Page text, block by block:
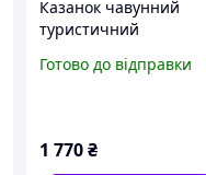
Казанок чавунний
туристичний
Готово до відправки
1 770₴